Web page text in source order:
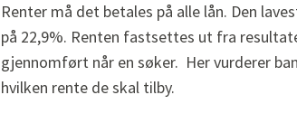
Renter må det betales på alle lån. Den
på 22,9%. Renten fastsettes ut fra
gjennomført når en søker. Her vurderer
hvilken rente de skal tilby.